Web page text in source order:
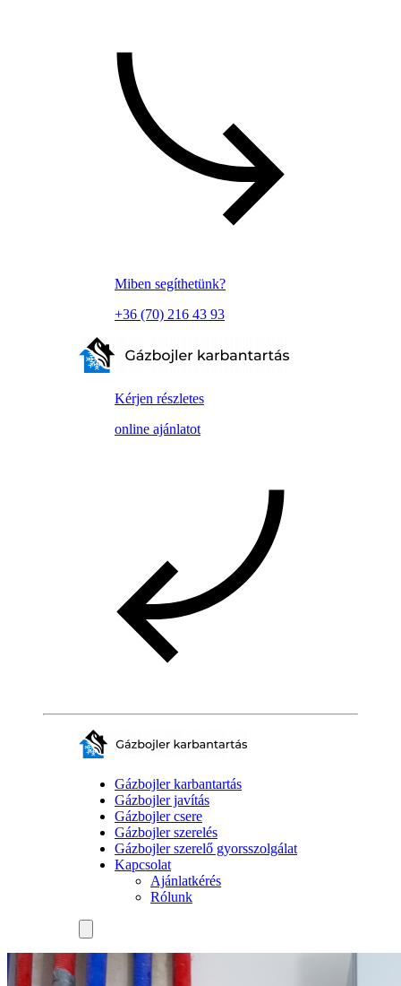
Miben segíthetünk?
+36 (70) 216 43 93
Kérjen részletes
online ajánlatot
Gázbojler karbantartás
Gázbojler javítás
Gázbojler csere
Gázbojler szerelés
Gázbojler szerelő gyorsszolgálat
Kapcsolat
Ajánlatkérés
Rólunk